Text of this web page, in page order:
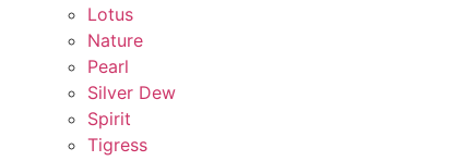
Lotus
Nature
Pearl
Silver Dew
Spirit
Tigress